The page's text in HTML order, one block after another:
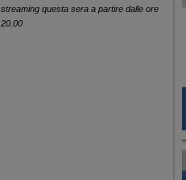
streaming questa sera a partire dalle ore
20.00